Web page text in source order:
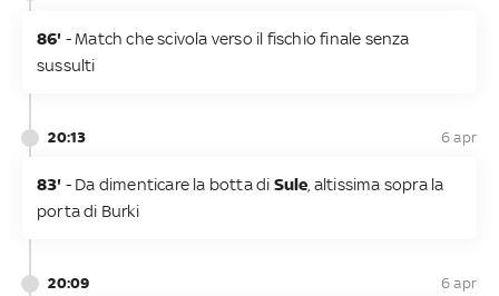
86' - Match che scivola verso il fischio finale senza
sussulti
20:13 6 apr
83' - Da dimenticare la botta di Sule , altissima sopra la
porta di Burki
20:09 6 apr